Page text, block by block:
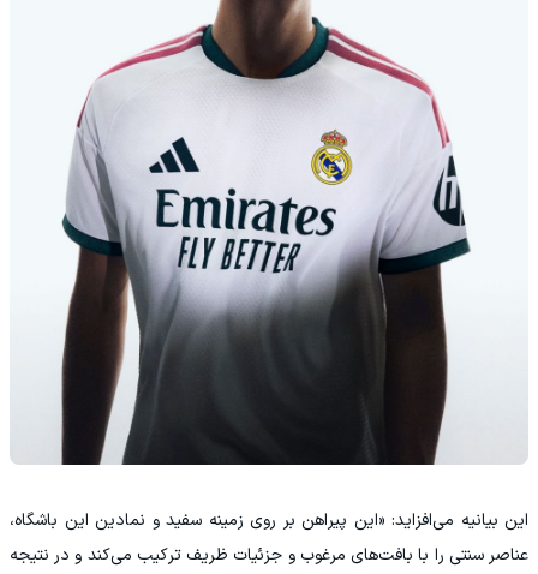
این بیانیه می‌افزاید: «این پیراهن بر روی زمینه سفید و نمادین این باشگاه،
عناصر سنتی را با بافت‌های مرغوب و جزئیات ظریف ترکیب می‌کند و در نتیجه